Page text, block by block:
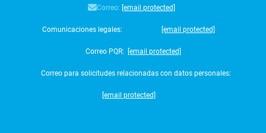
Correo: [email protected]
Comunicaciones legales: [email protected]
Correo PQR: [email protected]
Correo para solicitudes relacionadas con datos personales:
[email protected]